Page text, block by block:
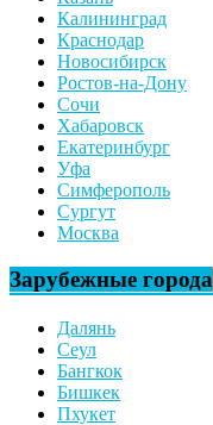
Калининград
Краснодар
Новосибирск
Ростов-на-Дону
Сочи
Хабаровск
Екатеринбург
Уфа
Симферополь
Сургут
Москва
Зарубежные города
Далянь
Сеул
Бангкок
Бишкек
Пхукет